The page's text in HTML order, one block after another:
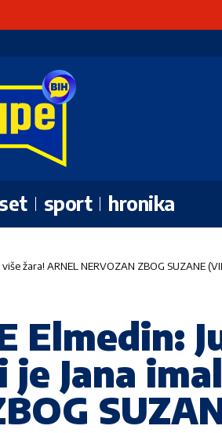
sport hronika
žara! ARNEL NERVOZAN ZBOG SUZANE
Elmedin:
Jana